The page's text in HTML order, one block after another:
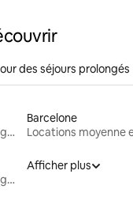
des séjours prolongés
Locations moyenne et longue durée
Barcelone
Locations moyenne et longue durée
Afficher plus